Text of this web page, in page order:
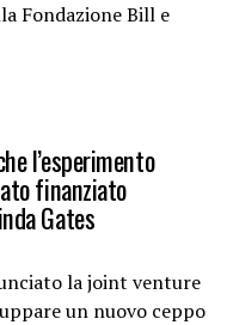
Fondazione Bill e
l’esperimento
finanziato
Gates
la joint venture
un nuovo ceppo